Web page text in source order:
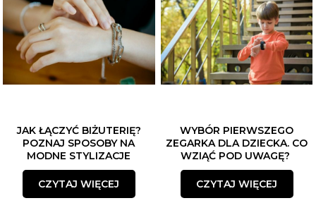
JAK ŁĄCZYĆ BIŻUTERIĘ?
POZNAJ SPOSOBY NA
MODNE STYLIZACJE
CZYTAJ WIĘCEJ
WYBÓR PIERWSZEGO
ZEGARKA DLA DZIECKA. CO
WZIĄĆ POD UWAGĘ?
CZYTAJ WIĘCEJ